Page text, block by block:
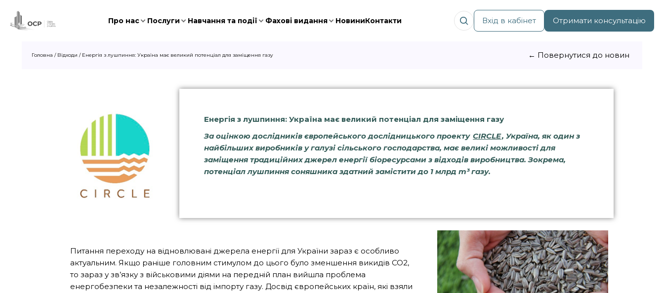
Про нас Послуги Навчання та події Фахові видання НовиниКонтакти Вхід в кабінет Отримати консультацію
Головна / Відходи / Енергія з лушпиння: Україна має великий потенціал для заміщення газу ← Повернутися до новин
Енергія з лушпиння: Україна має великий потенціал для заміщення газу
За оцінкою дослідників європейського дослідницького проекту CIRCLE, Україна, як один з
найбільших виробників у галузі сільського господарства, має великі можливості для
заміщення традиційних джерел енергії біоресурсами з відходів виробництва. Зокрема,
потенціал лушпиння соняшника здатний замістити до 1 млрд m³ газу.
Питання переходу на відновлювані джерела енергії для України зараз є особливо
актуальним. Якщо раніше головним стимулом до цього було зменшення викидів CO2,
то зараз у зв’язку з військовими діями на передній план вийшла проблема
енергобезпеки та незалежності від імпорту газу. Досвід європейських країн, які взяли